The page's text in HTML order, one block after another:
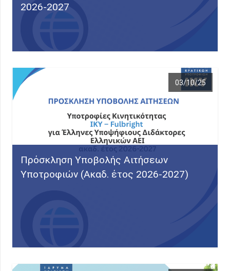
2026-2027
03/10/25
Πρόσκληση Υποβολής Αιτήσεων
Υποτροφιών (Ακαδ. έτος 2026-2027)